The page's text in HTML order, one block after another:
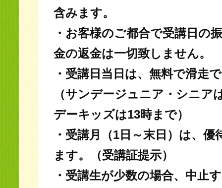
含みます。
・お客様のご都合で受講日の
金の返金は一切致しません。
・受講日当日は、無料で滑走
（サンデージュニア・シニア
デーキッズは13時まで）
・受講月（1日～末日）は、
ます。（受講証提示）
・受講生が少数の場合、中止